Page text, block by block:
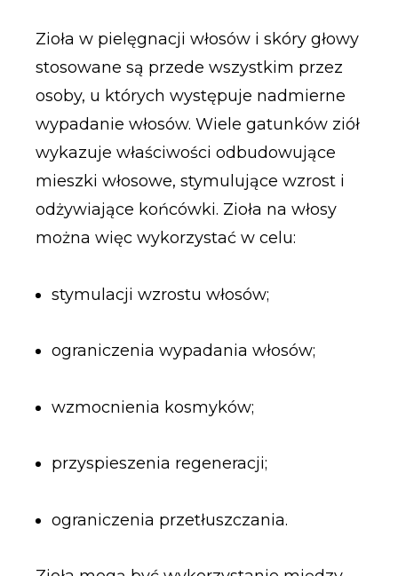
Zioła w pielęgnacji włosów i skóry głowy
stosowane są przede wszystkim przez
osoby, u których występuje nadmierne
wypadanie włosów. Wiele gatunków ziół
wykazuje właściwości odbudowujące
mieszki włosowe, stymulujące wzrost i
odżywiające końcówki. Zioła na włosy
można więc wykorzystać w celu:
stymulacji wzrostu włosów;
ograniczenia wypadania włosów;
wzmocnienia kosmyków;
przyspieszenia regeneracji;
ograniczenia przetłuszczania.